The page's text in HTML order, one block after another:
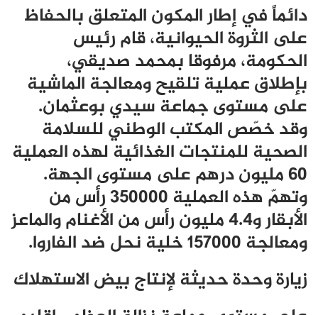
دائماً في إطار المكون المتعلق بالحفاظ
على الثروة الحيوانية، قام رئيس
الحكومة، مرفوقا بمحمد صديقي،
بإطلاق عملية تلقيح ومعالجة الماشية
على مستوى جماعة سيدي بوعثمان.
وقد خصّص المكتب الوطني للسلامة
الصحية للمنتجات الغذائية لهذه العملية
60 مليون درهم على مستوى الجهة.
وتهمّ هذه العملية 350000 رأس من
الأبقار و4.4 مليون رأس من الأغنام والماعز
ومعالجة 157000 خلية نحل ضد الفاروا.
زيارة وحدة حديثة لإنتاج بيض الاستهلاك